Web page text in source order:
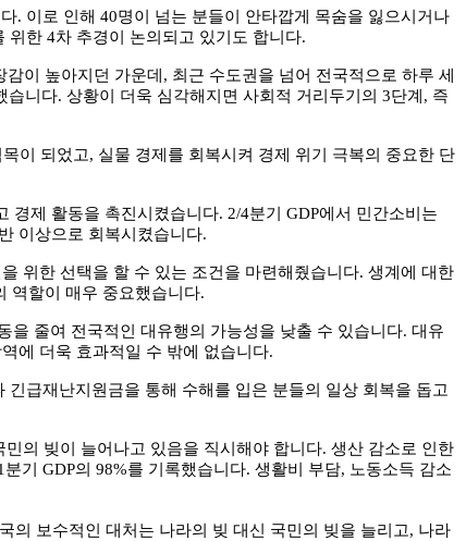
. 이로 인해 40명이 넘는 분들이 안타깝게 목숨을 잃으시거나
위한 4차 추경이 논의되고 있기도 합니다.
이 높아지던 가운데 , 최근 수도권을 넘어 전국적으로 하루 세
습니다. 상황이 더욱 심각해지면 사회적 거리두기의 3단계 , 즉
이 되었고, 실물 경제를 회복시켜 경제 위기 극복의 중요한 단
경제 활동을 촉진시켰습니다. 2/4분기 GDP에서 민간소비는
이상으로 회복시켰습니다.
위한 선택을 할 수 있는 조건을 마련해줬습니다. 생계에 대한
역할이 매우 중요했습니다.
을 줄여 전국적인 대유행의 가능성을 낮출 수 있습니다. 대유
에 더욱 효과적일 수 밖에 없습니다.
긴급재난지원금을 통해 수해를 입은 분들의 일상 회복을 돕고
의 빚이 늘어나고 있음을 직시해야 합니다. 생산 감소로 인한
분기 GDP의 98%를 기록했습니다. 생활비 부담, 노동소득 감소
의 보수적인 대처는 나라의 빚 대신 국민의 빚을 늘리고, 나라